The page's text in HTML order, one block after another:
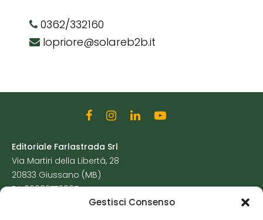
Gestisci Consenso
0362/332160
lopriore@solareb2b.it
Editoriale Farlastrada Srl
Via Martiri della Libertà, 28
20833 Giussano (MB)
P.I. 06982770965